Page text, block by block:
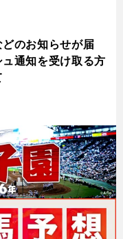
のお知らせが届
通知を受け取る方